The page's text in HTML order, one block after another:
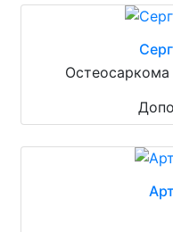
Остеосаркома